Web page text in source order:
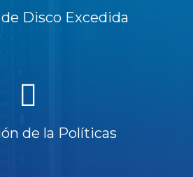
Disco Excedida
de la Políticas